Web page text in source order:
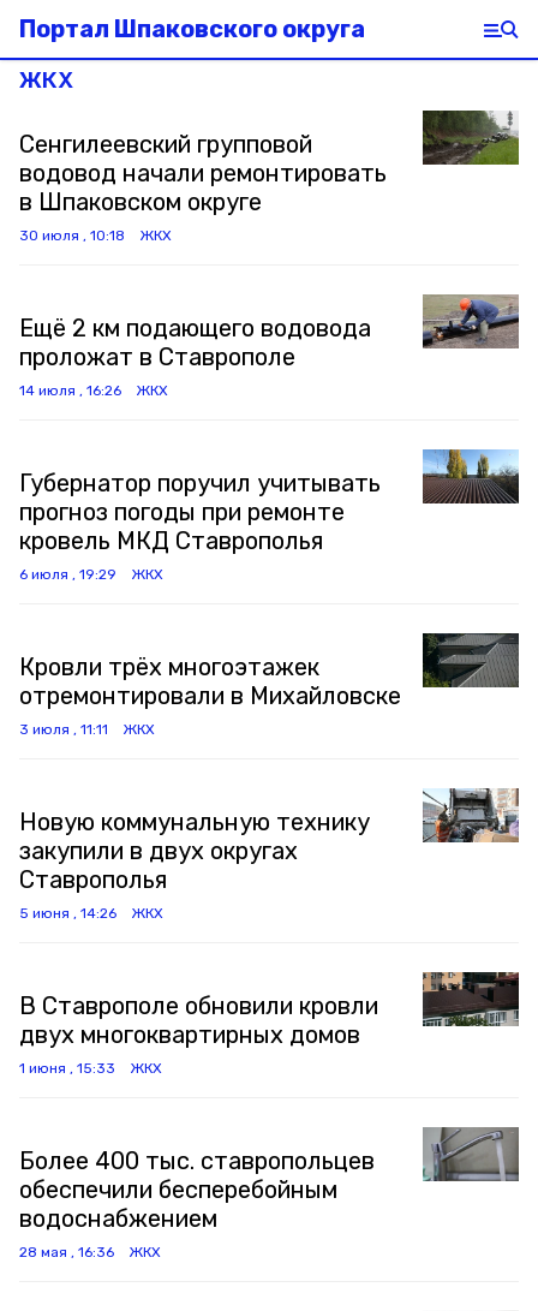
Портал Шпаковского округа
ЖКХ
Сенгилеевский групповой
водовод начали ремонтировать
в Шпаковском округе
30 июля , 10:18 ЖКХ
Ещё 2 км подающего водовода
проложат в Ставрополе
14 июля , 16:26 ЖКХ
Губернатор поручил учитывать
прогноз погоды при ремонте
кровель МКД Ставрополья
6 июля , 19:29 ЖКХ
Кровли трёх многоэтажек
отремонтировали в Михайловске
3 июля , 11:11 ЖКХ
Новую коммунальную технику
закупили в двух округах
Ставрополья
5 июня , 14:26 ЖКХ
В Ставрополе обновили кровли
двух многоквартирных домов
1 июня , 15:33 ЖКХ
Более 400 тыс. ставропольцев
обеспечили бесперебойным
водоснабжением
28 мая , 16:36 ЖКХ